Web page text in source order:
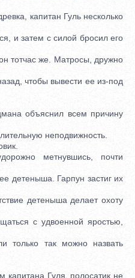
капитан Гуль несколько
и затем с силой бросил его
тотчас же. Матросы, дружно
чтобы вывести ее из-под
объяснил всем причину
неподвижность.
метнувшись, почти
детеныша. Гарпун застиг их
детеныша делает охоту
с удвоенной яростью,
так можно назвать
Гуля, полосатик не